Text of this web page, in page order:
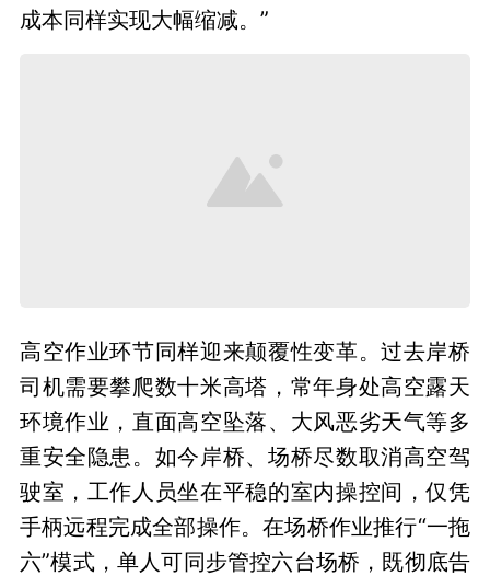
成本同样实现大幅缩减。”
高空作业环节同样迎来颠覆性变革。过去岸桥
司机需要攀爬数十米高塔，常年身处高空露天
环境作业，直面高空坠落、大风恶劣天气等多
重安全隐患。如今岸桥、场桥尽数取消高空驾
驶室，工作人员坐在平稳的室内操控间，仅凭
手柄远程完成全部操作。在场桥作业推行“一拖
六”模式，单人可同步管控六台场桥，既彻底告